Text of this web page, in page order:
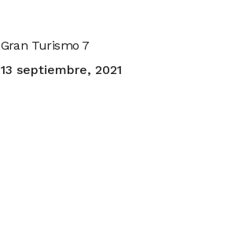
Gran Turismo 7
13 septiembre, 2021